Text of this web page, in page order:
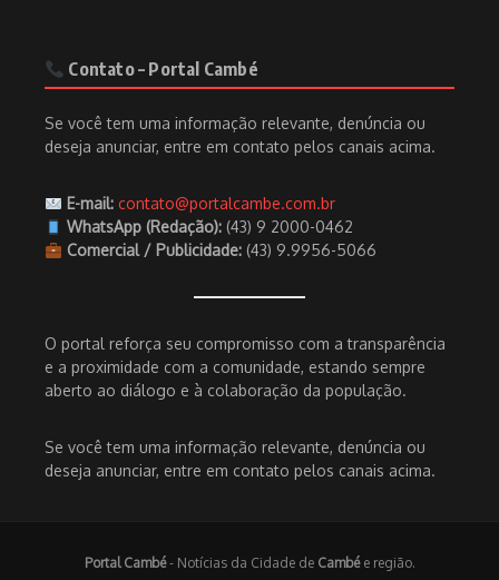
Contato – Portal Cambé
Se você tem uma informação relevante, denúncia ou
deseja anunciar, entre em contato pelos canais acima.
E-mail: contato@portalcambe.com.br
WhatsApp (Redação):(43) 9 2000-0462
Comercial / Publicidade:(43) 9.9956-5066
O portal reforça seu compromisso com a transparência
e a proximidade com a comunidade, estando sempre
aberto ao diálogo e à colaboração da população.
Se você tem uma informação relevante, denúncia ou
deseja anunciar, entre em contato pelos canais acima.
Portal Cambé- Notícias da Cidade de Cambée região.